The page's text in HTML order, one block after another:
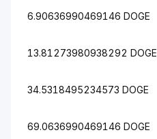
6.90636990469146 DOGE
13.81273980938292 DOGE
34.5318495234573 DOGE
69.0636990469146 DOGE